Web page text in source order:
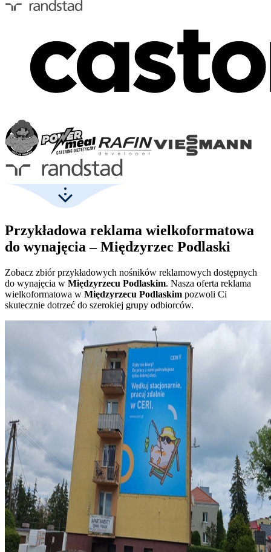
Przykładowa reklama wielkoformatowa
do wynajęcia – Międzyrzec Podlaski
Zobacz zbiór przykładowych nośników reklamowych dostępnych
do wynajęcia w Międzyrzecu Podlaskim. Nasza oferta reklama
wielkoformatowa w Międzyrzecu Podlaskim pozwoli Ci
skutecznie dotrzeć do szerokiej grupy odbiorców.